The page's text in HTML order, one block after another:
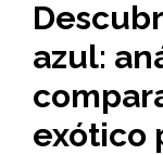
azul:
exótico